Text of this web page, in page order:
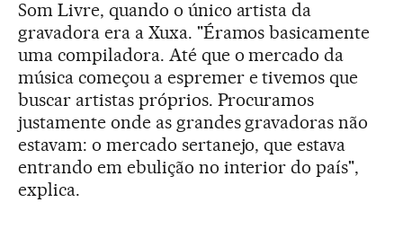
Som Livre, quando o único artista da
gravadora era a Xuxa. "Éramos basicamente
uma compiladora. Até que o mercado da
música começou a espremer e tivemos que
buscar artistas próprios. Procuramos
justamente onde as grandes gravadoras não
estavam: o mercado sertanejo, que estava
entrando em ebulição no interior do país",
explica.